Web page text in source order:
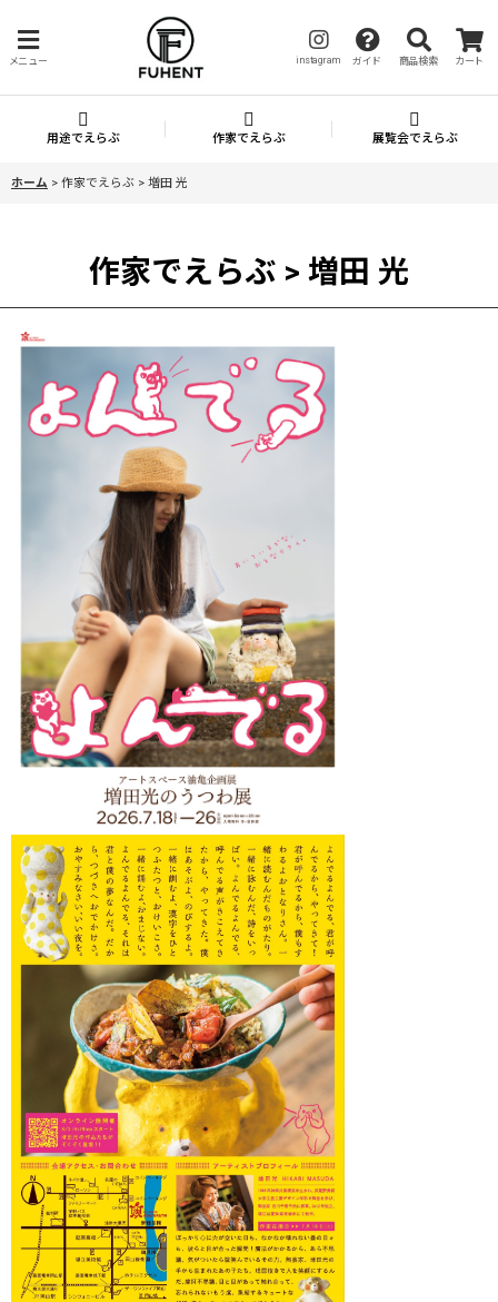
メニュー instagram ガイド 商品検索 カート
用途でえらぶ 作家でえらぶ 展覧会でえらぶ
ホーム > 作家でえらぶ > 増田 光
作家でえらぶ > 増田 光